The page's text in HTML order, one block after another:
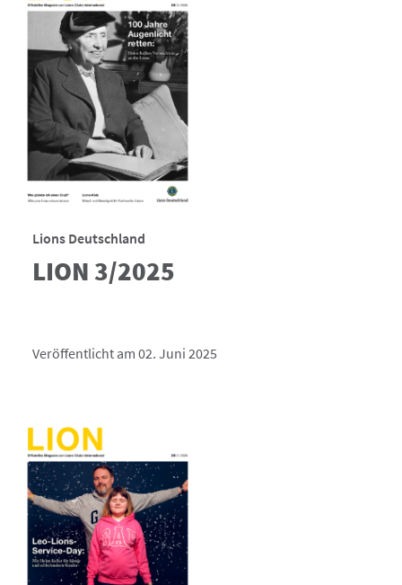
Lions Deutschland
LION 3/2025
Veröffentlicht am 02. Juni 2025